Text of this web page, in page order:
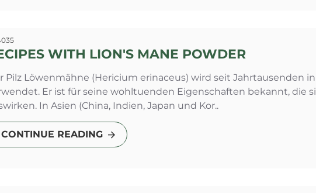
WITH LION'S MANE POWDER
Pilz Löwenmähne (Hericium erinaceus) wird seit Jahrtausenden
Er ist für seine wohltuenden Eigenschaften bekannt, die
In Asien (China, Indien, Japan und Kor..
CONTINUE READING